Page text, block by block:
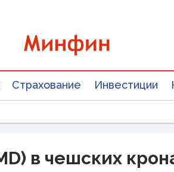
Страхование Инвестиции
в чешских